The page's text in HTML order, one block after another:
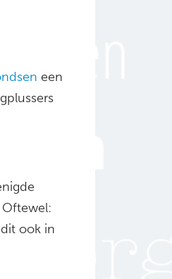
een
Oftewel:
ook in